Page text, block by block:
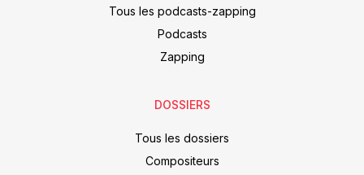
Tous les podcasts-zapping
Podcasts
Zapping
DOSSIERS
Tous les dossiers
Compositeurs